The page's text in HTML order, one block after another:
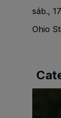
sáb.,
Ohio